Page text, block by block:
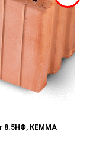
8.5НФ, КЕММА